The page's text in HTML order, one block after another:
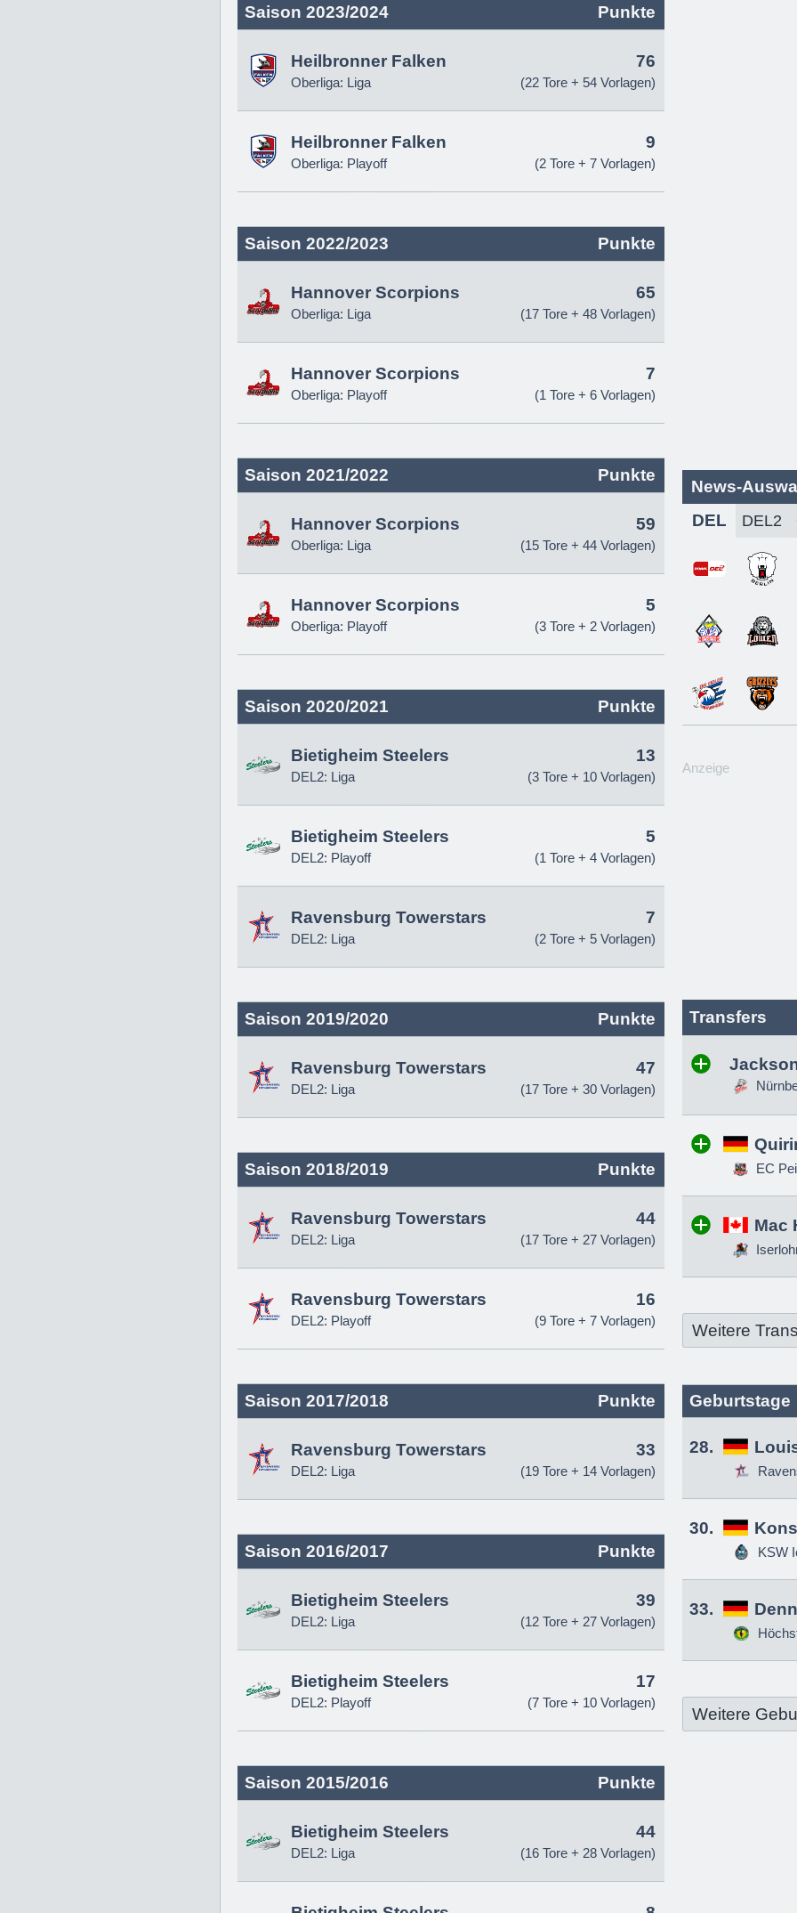
Saison 2023/2024 Punkte
Heilbronner Falken
Oberliga: Liga
76
(22 Tore + 54 Vorlagen)
Heilbronner Falken
Oberliga: Playoff
9
(2 Tore + 7 Vorlagen)
Saison 2022/2023 Punkte
Hannover Scorpions
Oberliga: Liga
65
(17 Tore + 48 Vorlagen)
Hannover Scorpions
Oberliga: Playoff
7
(1 Tore + 6 Vorlagen)
Saison 2021/2022 Punkte
Hannover Scorpions
Oberliga: Liga
59
(15 Tore + 44 Vorlagen)
Hannover Scorpions
Oberliga: Playoff
5
(3 Tore + 2 Vorlagen)
Saison 2020/2021 Punkte
Bietigheim Steelers
DEL2: Liga
13
(3 Tore + 10 Vorlagen)
Bietigheim Steelers
DEL2: Playoff
5
(1 Tore + 4 Vorlagen)
Ravensburg Towerstars
DEL2: Liga
7
(2 Tore + 5 Vorlagen)
Saison 2019/2020 Punkte
Ravensburg Towerstars
DEL2: Liga
47
(17 Tore + 30 Vorlagen)
Saison 2018/2019 Punkte
Ravensburg Towerstars
DEL2: Liga
44
(17 Tore + 27 Vorlagen)
Ravensburg Towerstars
DEL2: Playoff
16
(9 Tore + 7 Vorlagen)
Saison 2017/2018 Punkte
Ravensburg Towerstars
DEL2: Liga
33
(19 Tore + 14 Vorlagen)
Saison 2016/2017 Punkte
Bietigheim Steelers
DEL2: Liga
39
(12 Tore + 27 Vorlagen)
Bietigheim Steelers
DEL2: Playoff
17
(7 Tore + 10 Vorlagen)
Saison 2015/2016 Punkte
Bietigheim Steelers
DEL2: Liga
44
(16 Tore + 28 Vorlagen)
News-
DEL
Anzeige
Transfers
EC
Mac
Weitere
Geburtstage
28.
30.
KSW
33.
Weitere